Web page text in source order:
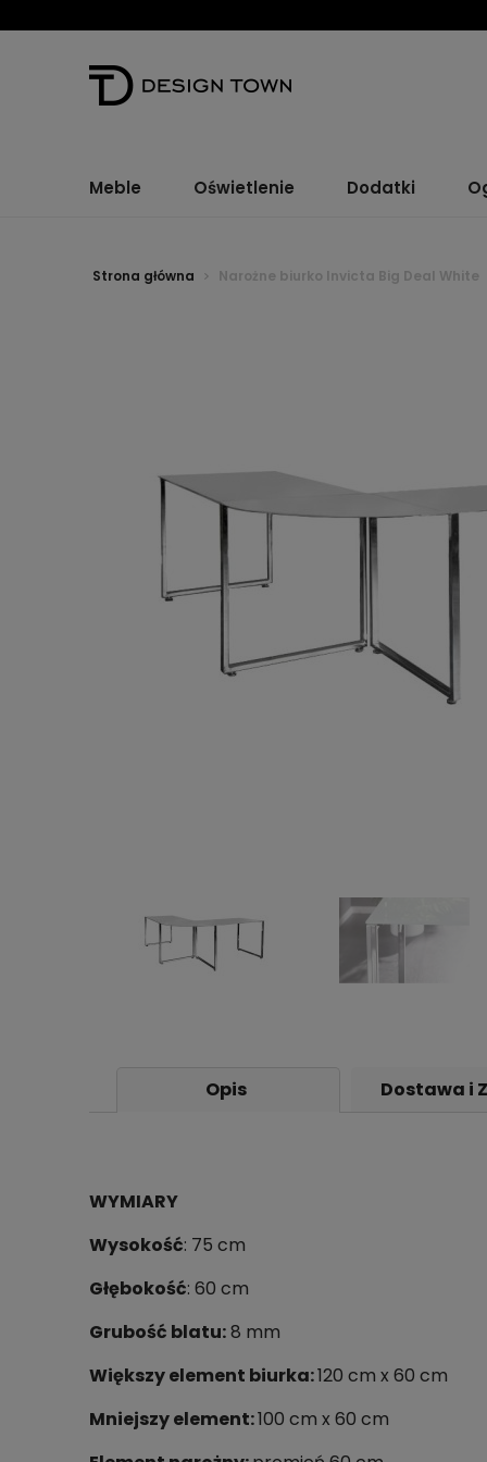
Meble Oświetlenie Dodatki
Strona główna Narożne biurko Invicta Big Deal White
Opis Dostawa i
WYMIARY
Wysokość: 75 cm
Głębokość: 60 cm
Grubość blatu:8 mm
Większy element biurka:120 cm x 60 cm
Mniejszy element:100 cm x 60 cm